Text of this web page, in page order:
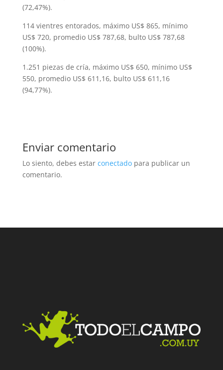
(72,47%).
114 vientres entorados, máximo US$ 865, mínimo
US$ 720, promedio US$ 787,68, bulto US$ 787,68
(100%).
1.251 piezas de cría, máximo US$ 650, mínimo US$
550, promedio US$ 611,16, bulto US$ 611,16
(94,77%).
Enviar comentario
Lo siento, debes estar conectadopara publicar un
comentario.
Facebook